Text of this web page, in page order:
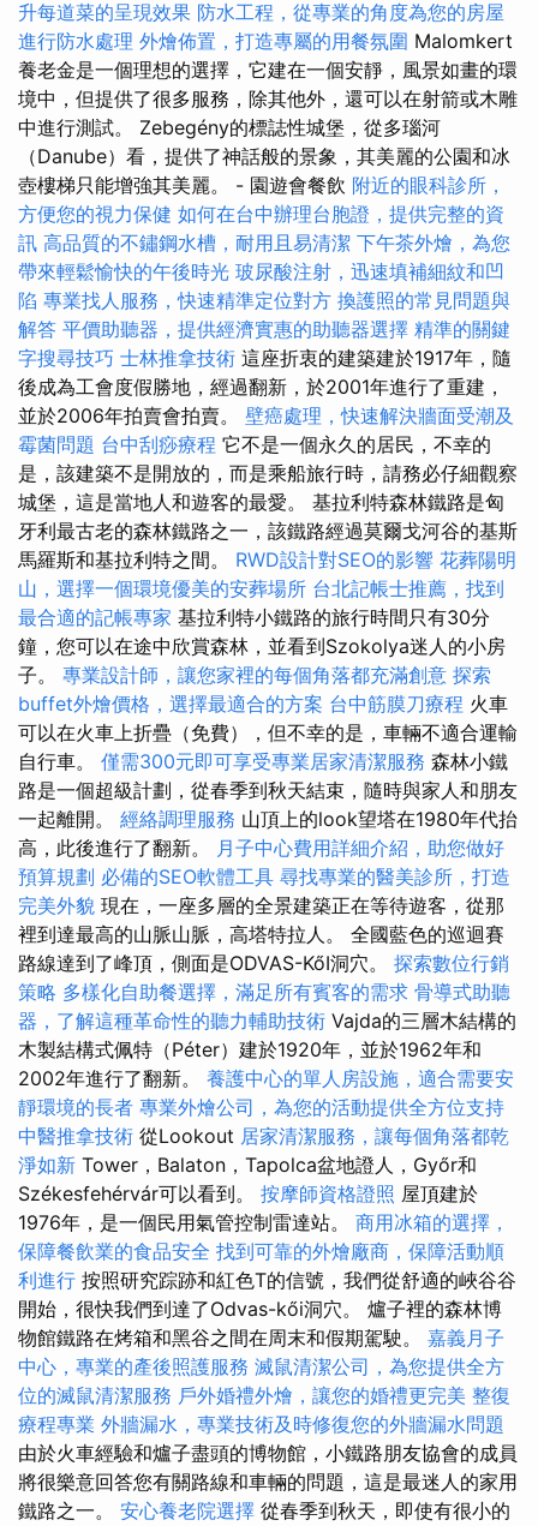
升每道菜的呈現效果 防水工程，從專業的角度為您的房屋
進行防水處理 外燴佈置，打造專屬的用餐氛圍 Malomkert
養老金是一個理想的選擇，它建在一個安靜，風景如畫的環
境中，但提供了很多服務，除其他外，還可以在射箭或木雕
中進行測試。 Zebegény的標誌性城堡，從多瑙河
（Danube）看，提供了神話般的景象，其美麗的公園和冰
壺樓梯只能增強其美麗。 - 園遊會餐飲 附近的眼科診所，
方便您的視力保健 如何在台中辦理台胞證，提供完整的資
訊 高品質的不鏽鋼水槽，耐用且易清潔 下午茶外燴，為您
帶來輕鬆愉快的午後時光 玻尿酸注射，迅速填補細紋和凹
陷 專業找人服務，快速精準定位對方 換護照的常見問題與
解答 平價助聽器，提供經濟實惠的助聽器選擇 精準的關鍵
字搜尋技巧 士林推拿技術 這座折衷的建築建於1917年，隨
後成為工會度假勝地，經過翻新，於2001年進行了重建，
並於2006年拍賣會拍賣。 壁癌處理，快速解決牆面受潮及
霉菌問題 台中刮痧療程 它不是一個永久的居民，不幸的
是，該建築不是開放的，而是乘船旅行時，請務必仔細觀察
城堡，這是當地人和遊客的最愛。 基拉利特森林鐵路是匈
牙利最古老的森林鐵路之一，該鐵路經過莫爾戈河谷的基斯
馬羅斯和基拉利特之間。 RWD設計對SEO的影響 花葬陽明
山，選擇一個環境優美的安葬場所 台北記帳士推薦，找到
最合適的記帳專家 基拉利特小鐵路的旅行時間只有30分
鐘，您可以在途中欣賞森林，並看到Szokolya迷人的小房
子。 專業設計師，讓您家裡的每個角落都充滿創意 探索
buffet外燴價格，選擇最適合的方案 台中筋膜刀療程 火車
可以在火車上折疊（免費），但不幸的是，車輛不適合運輸
自行車。 僅需300元即可享受專業居家清潔服務 森林小鐵
路是一個超級計劃，從春季到秋天結束，隨時與家人和朋友
一起離開。 經絡調理服務 山頂上的look望塔在1980年代抬
高，此後進行了翻新。 月子中心費用詳細介紹，助您做好
預算規劃 必備的SEO軟體工具 尋找專業的醫美診所，打造
完美外貌 現在，一座多層的全景建築正在等待遊客，從那
裡到達最高的山脈山脈，高塔特拉人。 全國藍色的巡迴賽
路線達到了峰頂，側面是ODVAS-KőI洞穴。 探索數位行銷
策略 多樣化自助餐選擇，滿足所有賓客的需求 骨導式助聽
器，了解這種革命性的聽力輔助技術 Vajda的三層木結構的
木製結構式佩特（Péter）建於1920年，並於1962年和
2002年進行了翻新。 養護中心的單人房設施，適合需要安
靜環境的長者 專業外燴公司，為您的活動提供全方位支持
中醫推拿技術 從Lookout 居家清潔服務，讓每個角落都乾
淨如新 Tower，Balaton，Tapolca盆地證人，Győr和
Székesfehérvár可以看到。 按摩師資格證照 屋頂建於
1976年，是一個民用氣管控制雷達站。 商用冰箱的選擇，
保障餐飲業的食品安全 找到可靠的外燴廠商，保障活動順
利進行 按照研究踪跡和紅色T的信號，我們從舒適的峽谷谷
開始，很快我們到達了Odvas-kői洞穴。 爐子裡的森林博
物館鐵路在烤箱和黑谷之間在周末和假期駕駛。 嘉義月子
中心，專業的產後照護服務 滅鼠清潔公司，為您提供全方
位的滅鼠清潔服務 戶外婚禮外燴，讓您的婚禮更完美 整復
療程專業 外牆漏水，專業技術及時修復您的外牆漏水問題
由於火車經驗和爐子盡頭的博物館，小鐵路朋友協會的成員
將很樂意回答您有關路線和車輛的問題，這是最迷人的家用
鐵路之一。 安心養老院選擇 從春季到秋天，即使有很小的